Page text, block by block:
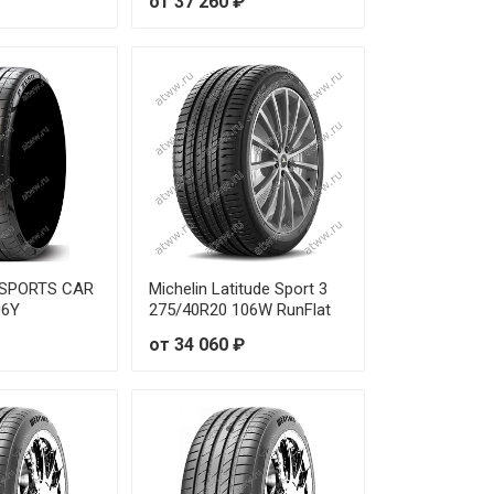
₽
₽
₽
₽
₽
₽
₽
CAR
Michelin Latitude Sport 3
275/40R20 106W RunFlat
от 34 060 ₽